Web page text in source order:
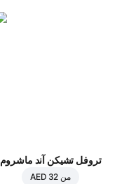
تروفل تشيكن آند ماشروم
من AED 32